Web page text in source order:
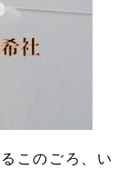
このごろ、い